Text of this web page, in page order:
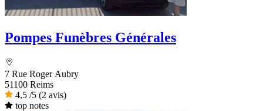
Pompes Funèbres Générales
7 Rue Roger Aubry
51100 Reims
4,5 /5 (2 avis)
top notes